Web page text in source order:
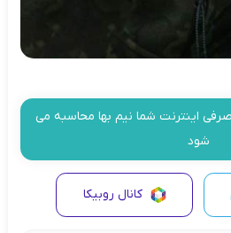
اینترنت شما نیم بها محاسبه می
شود
کانال روبیکا